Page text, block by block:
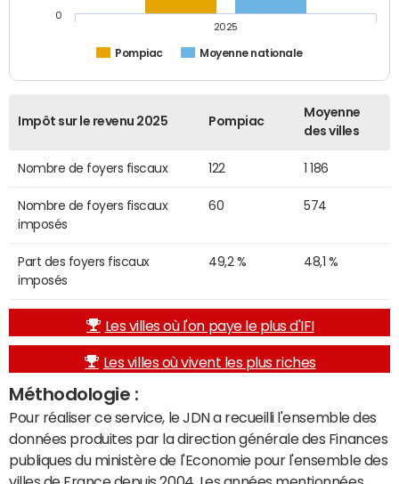
Pompiac Moyenne nationale
2025
0
Impôt sur le revenu 2025 Pompiac
Moyenne
des villes
Nombre de foyers fiscaux 122 1 186
Nombre de foyers fiscaux
imposés
60 574
Part des foyers fiscaux
imposés
49,2 % 48,1 %
Les villes où l'on paye le plus d'IFI
Les villes où vivent les plus riches
Méthodologie :
Pour réaliser ce service, le JDN a recueilli l'ensemble des
données produites par la direction générale des Finances
publiques du ministère de l'Economie pour l'ensemble des